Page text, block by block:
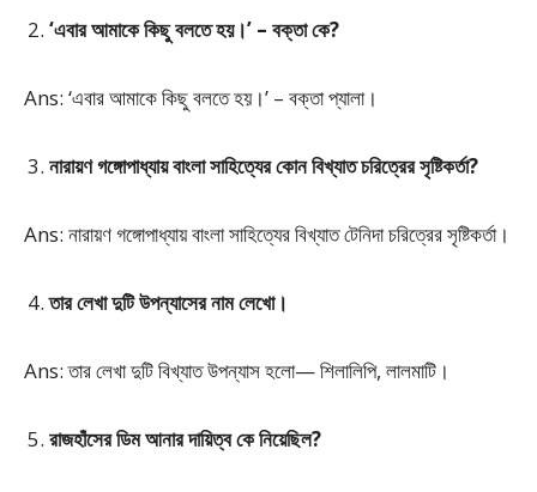
‘এবার আমাকে কিছু বলতে হয়।’ – বক্তা কে?
Ans: ‘এবার আমাকে কিছু বলতে হয়।’ – বক্তা প্যালা।
নারায়ণ গঙ্গোপাধ্যায় বাংলা সাহিত্যের কোন বিখ্যাত চরিত্রের সৃষ্টিকর্তা?
Ans: নারায়ণ গঙ্গোপাধ্যায় বাংলা সাহিত্যের বিখ্যাত টেনিদা চরিত্রের সৃষ্টিকর্তা।
তার লেখা দুটি উপন্যাসের নাম লেখো।
Ans: তার লেখা দুটি বিখ্যাত উপন্যাস হলো— শিলালিপি, লালমাটি।
রাজহাঁসের ডিম আনার দায়িত্ব কে নিয়েছিল?